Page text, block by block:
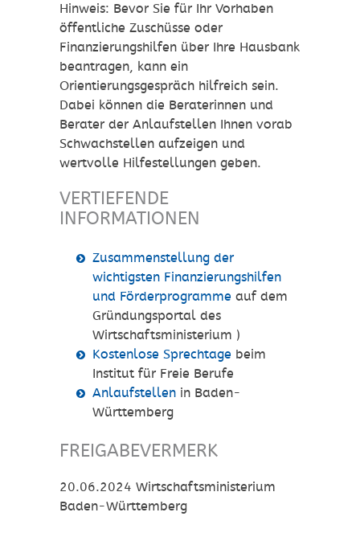
Hinweis: Bevor Sie für Ihr Vorhaben
öffentliche Zuschüsse oder
Finanzierungshilfen über Ihre Hausbank
beantragen, kann ein
Orientierungsgespräch hilfreich sein.
Dabei können die Beraterinnen und
Berater der Anlaufstellen Ihnen vorab
Schwachstellen aufzeigen und
wertvolle Hilfestellungen geben.
VERTIEFENDE
INFORMATIONEN
Zusammenstellung der
wichtigsten Finanzierungshilfen
und Förderprogramme auf dem
Gründungsportal des
Wirtschaftsministerium )
Kostenlose Sprechtage beim
Institut für Freie Berufe
Anlaufstellenin Baden-
Württemberg
FREIGABEVERMERK
20.06.2024 Wirtschaftsministerium
Baden-Württemberg